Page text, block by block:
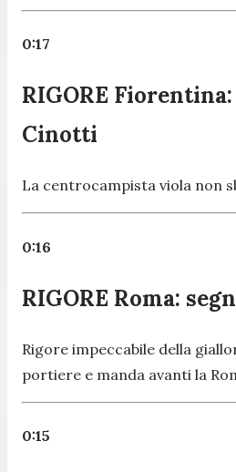
0:17
RIGORE
Cinotti
La centrocampista viola non
0:16
RIGORE Roma:
Rigore impeccabile della
portiere e manda avanti la
0:15